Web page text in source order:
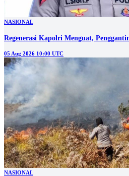
NASIONAL
Regenerasi Kapolri Menguat,
05 Aug 2026 10:00 UTC
NASIONAL